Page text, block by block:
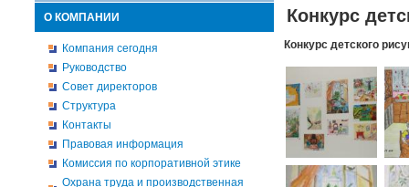
О КОМПАНИИ
Компания сегодня
Руководство
Совет директоров
Структура
Контакты
Правовая информация
Комиссия по корпоративной этике
Охрана труда и производственная
Конкурс
Конкурс детского